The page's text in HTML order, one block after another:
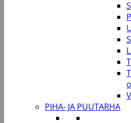
PIHA- JA PUUTARHA